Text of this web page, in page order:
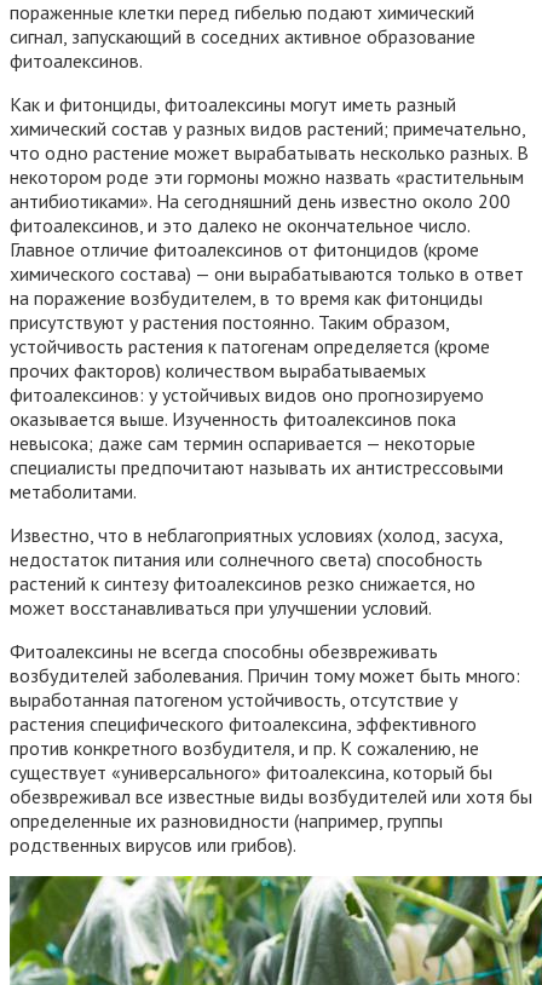
пораженные клетки перед гибелью подают химический
сигнал, запускающий в соседних активное образование
фитоалексинов.
Как и фитонциды, фитоалексины могут иметь разный
химический состав у разных видов растений; примечательно,
что одно растение может вырабатывать несколько разных. В
некотором роде эти гормоны можно назвать «растительным
антибиотиками». На сегодняшний день известно около 200
фитоалексинов, и это далеко не окончательное число.
Главное отличие фитоалексинов от фитонцидов (кроме
химического состава) — они вырабатываются только в ответ
на поражение возбудителем, в то время как фитонциды
присутствуют у растения постоянно. Таким образом,
устойчивость растения к патогенам определяется (кроме
прочих факторов) количеством вырабатываемых
фитоалексинов: у устойчивых видов оно прогнозируемо
оказывается выше. Изученность фитоалексинов пока
невысока; даже сам термин оспаривается — некоторые
специалисты предпочитают называть их антистрессовыми
метаболитами.
Известно, что в неблагоприятных условиях (холод, засуха,
недостаток питания или солнечного света) способность
растений к синтезу фитоалексинов резко снижается, но
может восстанавливаться при улучшении условий.
Фитоалексины не всегда способны обезвреживать
возбудителей заболевания. Причин тому может быть много:
выработанная патогеном устойчивость, отсутствие у
растения специфического фитоалексина, эффективного
против конкретного возбудителя, и пр. К сожалению, не
существует «универсального» фитоалексина, который бы
обезвреживал все известные виды возбудителей или хотя бы
определенные их разновидности (например, группы
родственных вирусов или грибов).